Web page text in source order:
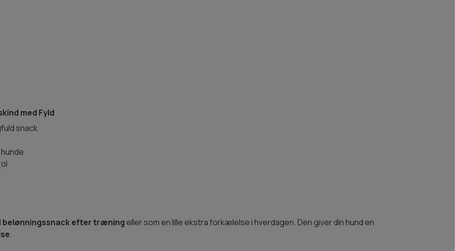
med Fyld
snack
belønningssnack efter træning eller som en lille ekstra forkælelse i hverdagen. Den giver din hund en
.